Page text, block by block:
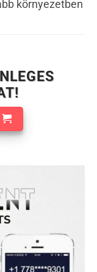
környezetben